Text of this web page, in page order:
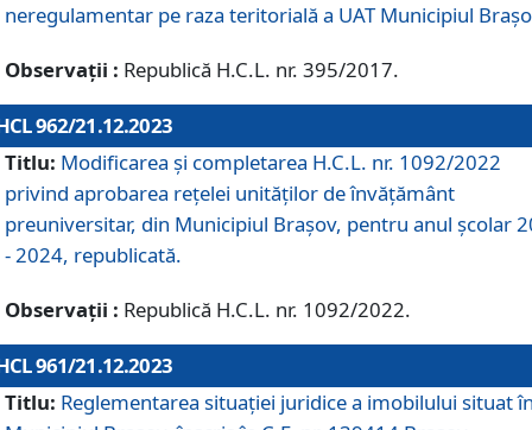
neregulamentar pe raza teritorială a UAT Municipiul
Observații : Republică H.C.L. nr. 395/2017.
962/21.12.2023
Titlu: Modificarea și completarea H.C.L. nr. 1092/2022
privind aprobarea rețelei unităților de învăţământ
preuniversitar, din Municipiul Braşov, pentru anul școlar
- 2024, republicată.
Observații : Republică H.C.L. nr. 1092/2022.
961/21.12.2023
Titlu: Reglementarea situației juridice a imobilului situat